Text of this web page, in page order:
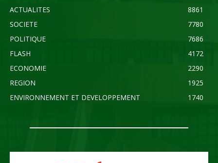
ACTUALITES
8861
SOCIETE
7780
POLITIQUE
7686
FLASH
4172
ECONOMIE
2290
REGION
1925
ENVIRONNEMENT ET DEVELOPPEMENT
1740